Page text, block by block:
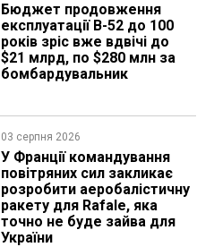
Бюджет продовження
експлуатації B-52 до 100
років зріс вже вдвічі до
$21 млрд, по $280 млн за
бомбардувальник
03 серпня 2026
У Франції командування
повітряних сил закликає
розробити аеробалістичну
ракету для Rafale, яка
точно не буде зайва для
України